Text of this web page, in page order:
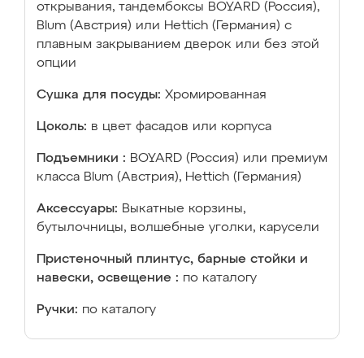
открывания, тандембоксы BOYARD (Россия),
Blum (Австрия) или Hettich (Германия) с
плавным закрыванием дверок или без этой
опции
Сушка для посуды: Хромированная
Цоколь: в цвет фасадов или корпуса
Подъемники : BOYARD (Россия) или премиум
класса Blum (Австрия), Hettich (Германия)
Аксессуары: Выкатные корзины,
бутылочницы, волшебные уголки, карусели
Пристеночный плинтус, барные стойки и
навески, освещение : по каталогу
Ручки: по каталогу